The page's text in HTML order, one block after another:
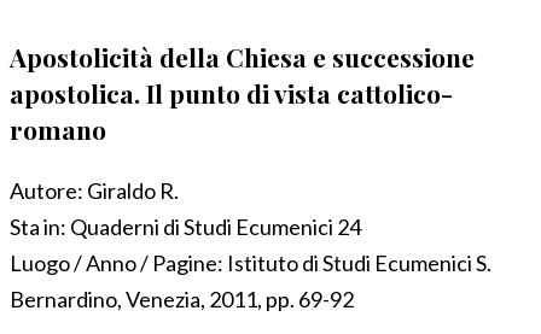
Apostolicità della Chiesa e successione
apostolica. Il punto di vista cattolico-
romano
Autore: Giraldo R.
Sta in: Quaderni di Studi Ecumenici 24
Luogo / Anno / Pagine: Istituto di Studi Ecumenici S.
Bernardino, Venezia, 2011, pp. 69-92